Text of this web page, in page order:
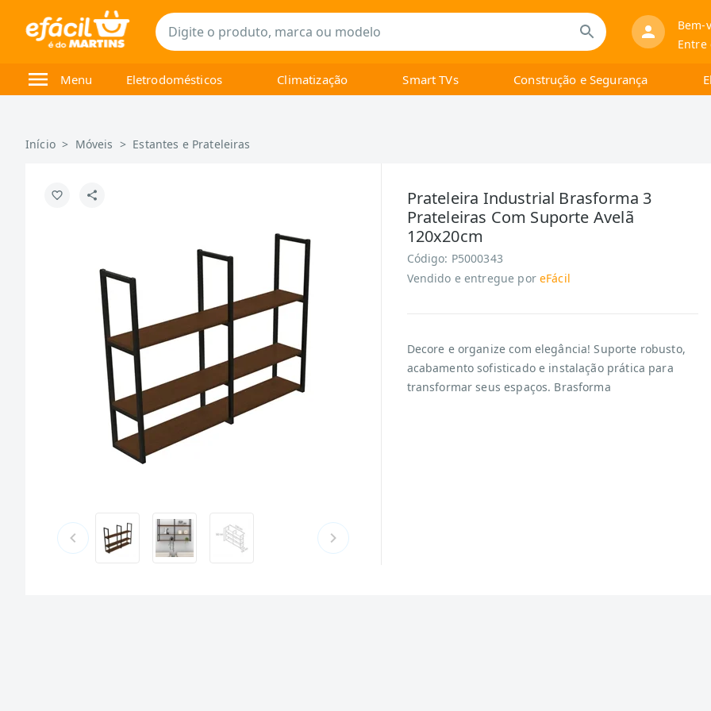
Bem-
Entre
Menu Eletrodomésticos Climatização Smart TVs Construção e Segurança
Início > Móveis > Estantes e Prateleiras
Prateleira Industrial Brasforma 3
Prateleiras Com Suporte Avelã
120x20cm
Código: P5000343
Vendido e entregue por eFácil
Decore e organize com elegância! Suporte robusto,
acabamento sofisticado e instalação prática para
transformar seus espaços. Brasforma